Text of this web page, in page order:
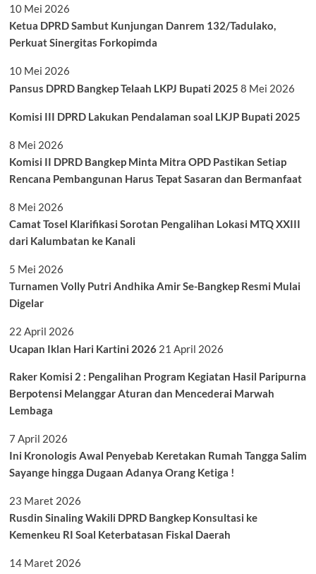
10 Mei 2026
Ketua DPRD Sambut Kunjungan Danrem 132/Tadulako,
Perkuat Sinergitas Forkopimda
10 Mei 2026
Pansus DPRD Bangkep Telaah LKPJ Bupati 2025 8 Mei 2026
Komisi III DPRD Lakukan Pendalaman soal LKJP Bupati 2025
8 Mei 2026
Komisi II DPRD Bangkep Minta Mitra OPD Pastikan Setiap
Rencana Pembangunan Harus Tepat Sasaran dan Bermanfaat
8 Mei 2026
Camat Tosel Klarifikasi Sorotan Pengalihan Lokasi MTQ XXIII
dari Kalumbatan ke Kanali
5 Mei 2026
Turnamen Volly Putri Andhika Amir Se-Bangkep Resmi Mulai
Digelar
22 April 2026
Ucapan Iklan Hari Kartini 2026 21 April 2026
Raker Komisi 2 : Pengalihan Program Kegiatan Hasil Paripurna
Berpotensi Melanggar Aturan dan Mencederai Marwah
Lembaga
7 April 2026
Ini Kronologis Awal Penyebab Keretakan Rumah Tangga Salim
Sayange hingga Dugaan Adanya Orang Ketiga !
23 Maret 2026
Rusdin Sinaling Wakili DPRD Bangkep Konsultasi ke
Kemenkeu RI Soal Keterbatasan Fiskal Daerah
14 Maret 2026